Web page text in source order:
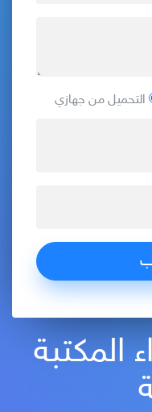
التحميل من جهازي
المكتبة